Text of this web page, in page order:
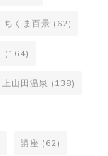
ちくま百景 (62)
(164)
上山田温泉 (138)
講座 (62)